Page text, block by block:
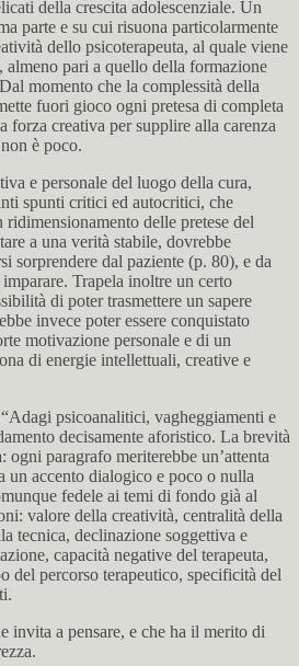
della crescita adolescenziale. Un
parte e su cui risuona particolarmente
dello psicoterapeuta, al quale viene
pari a quello della formazione
momento che la complessità della
fuori gioco ogni pretesa di completa
forza creativa per supplire alla carenza
è poco.
e personale del luogo della cura,
spunti critici ed autocritici, che
delle pretese del
a una verità stabile, dovrebbe
sorprendere dal paziente (p. 80), e da
Trapela inoltre un certo
di poter trasmettere un sapere
invece poter essere conquistato
motivazione personale e di un
di energie intellettuali, creative e
psicoanalitici, vagheggiamenti e
decisamente aforistico. La brevità
ogni paragrafo meriterebbe un’attenta
un accento dialogico e poco o nulla
fedele ai temi di fondo già al
valore della creatività, centralità della
tecnica, declinazione soggettiva e
capacità negative del terapeuta,
del percorso terapeutico, specificità del
invita a pensare, e che ha il merito di